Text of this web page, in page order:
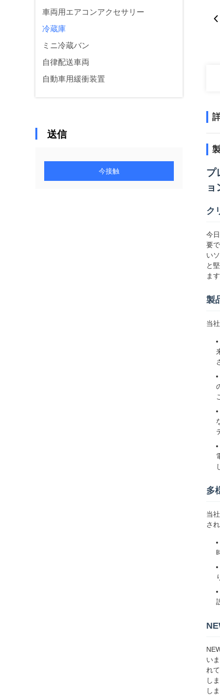
車両用エアコンアクセサリー
冷蔵庫
ミニ冷蔵バン
自律配送車両
自動車用緩衝装置
送信
今接触
プ
ョ
ク
今
要
い
と
ま
製
当
多
当
さ
い
れ
し
し